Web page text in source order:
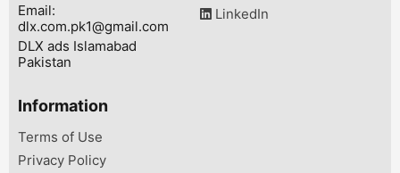
Email:
dlx.com.pk1@gmail.com
DLX ads Islamabad
Pakistan
LinkedIn
Information
Terms of Use
Privacy Policy